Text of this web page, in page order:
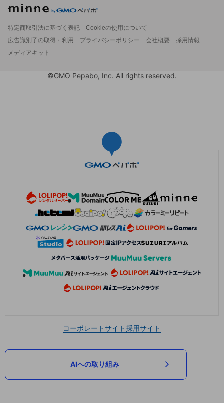
特定商取引法に基づく表記
Cookieの使用について
広告識別子の取得・利用
プライバシーポリシー 会社概要
採用情報
メディアキット
©GMO Pepabo, Inc. All rights reserved.
コーポレートサイト採用サイト
AIへの取り組み